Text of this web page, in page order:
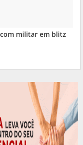
militar em blitz